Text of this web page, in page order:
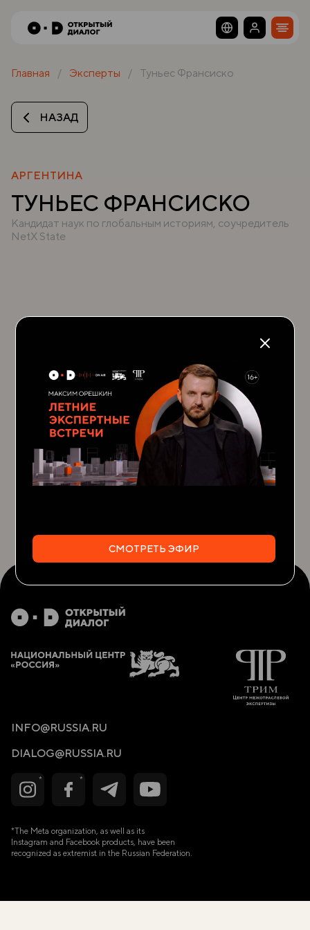
Главная Эксперты Туньес Франсиско
НАЗАД
АРГЕНТИНА
ТУНЬЕС ФРАНСИСКО
Кандидат наук по глобальным историям, соучредитель
NetX State
*The Meta organization, as well as its
Instagram and Facebook products, have been
recognized as extremist in the Russian Federation.
INFO@RUSSIA.RU
DIALOG@RUSSIA.RU
СМОТРЕТЬ ЭФИР